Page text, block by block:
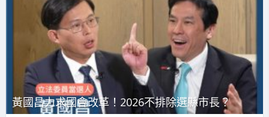
黃國昌力求國會改革！2026不排除選縣市長？